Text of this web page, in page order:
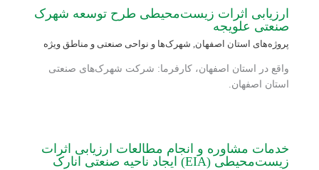
ارزیابی اثرات زیست‌محیطی طرح توسعه شهرک
صنعتی علویجه
پروژه‌های استان اصفهان, شهرک‌ها و نواحی صنعتی و مناطق ویژه
واقع در استان اصفهان، کارفرما: شرکت شهرک‌های صنعتی
استان اصفهان.
خدمات مشاوره و انجام مطالعات ارزیابی اثرات
زیست‌محیطی (EIA) ایجاد ناحیه صنعتی انارک